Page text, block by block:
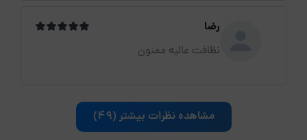
رضا
نظافت عالیه ممنون
مشاهده نظرات بیشتر (49)